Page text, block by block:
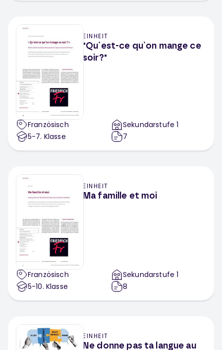
Inversionsfrage
Sprechkompetenz
Verneinungen
Angleichung nach Genus
Est-ce que-Frage
Tout-formen
Être et avoir
Idiomatische Wendungen
Zahlen Französisch
Korrekte Aussprache und Intonation üben
Alltagssprache
Gesprächskonventionen und
Kommunikationssituationen
Tage
Französische Grammatik
Leseverständnis Französisch
Hörverstehen Französisch
EINHEIT
"Qu`est-ce qu`on mange ce
soir?"
Französisch
5-7. Klasse
Sekundarstufe 1
7
EINHEIT
Ma famille et moi
Französisch
5-10. Klasse
Sekundarstufe 1
8
EINHEIT
Ne donne pas ta langue au